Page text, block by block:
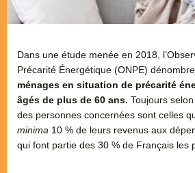
Dans une étude menée en 2018,
Précarité Énergétique (ONPE) dénombre
ménages en situation de précarité
âgés de plus de 60 ans. Toujours
des personnes concernées sont celles
minima 10 % de leurs revenus aux
qui font partie des 30 % de Français les